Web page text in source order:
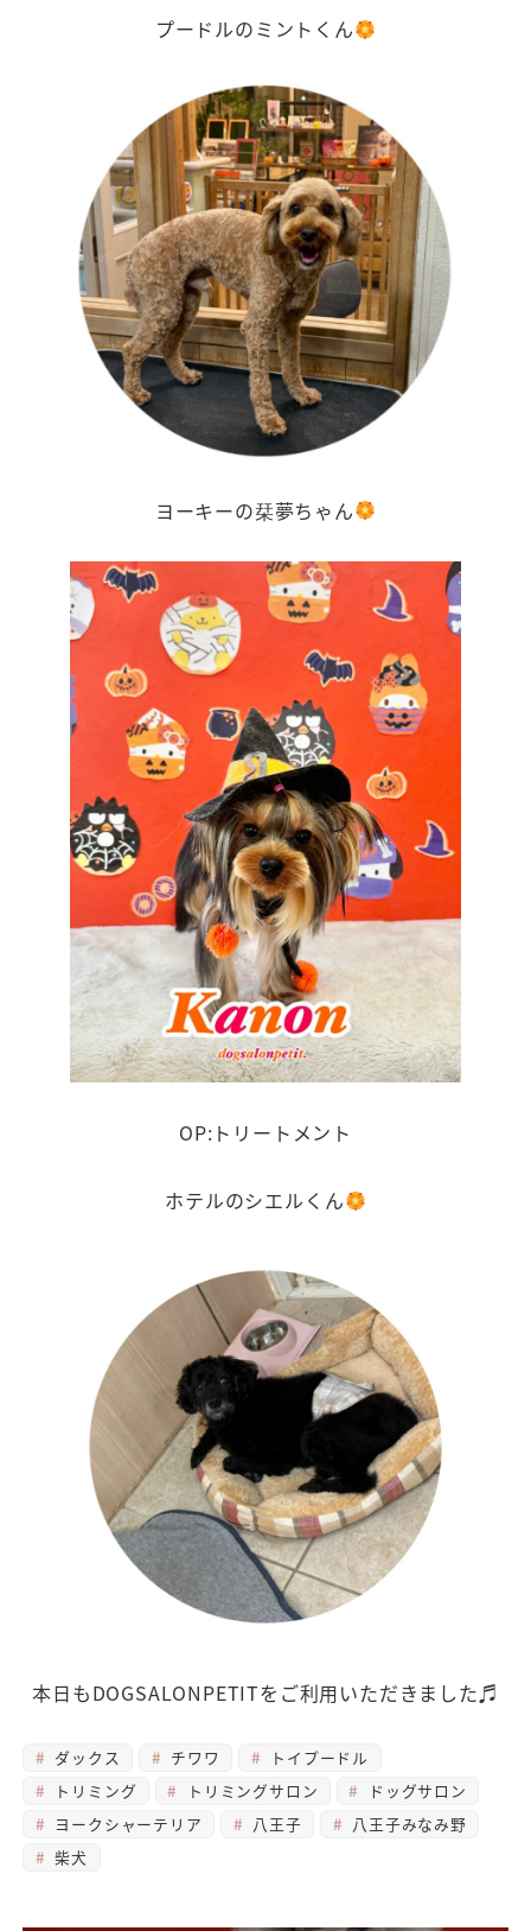
プードルのミントくん
ヨーキーの栞夢ちゃん
OP:トリートメント
ホテルのシエルくん
本日もDOGSALONPETITをご利用いただきました♬
ダックス チワワ
トイプードル
トリミング
トリミングサロン
ドッグサロン
ヨークシャーテリア
八王子
八王子みなみ野
柴犬